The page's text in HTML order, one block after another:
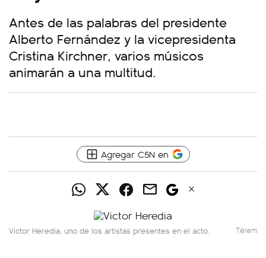
Antes de las palabras del presidente
Alberto Fernández y la vicepresidenta
Cristina Kirchner, varios músicos
animarán a una multitud.
Agregar C5N en
Victor Heredia, uno de los artistas presentes en el acto. Télem